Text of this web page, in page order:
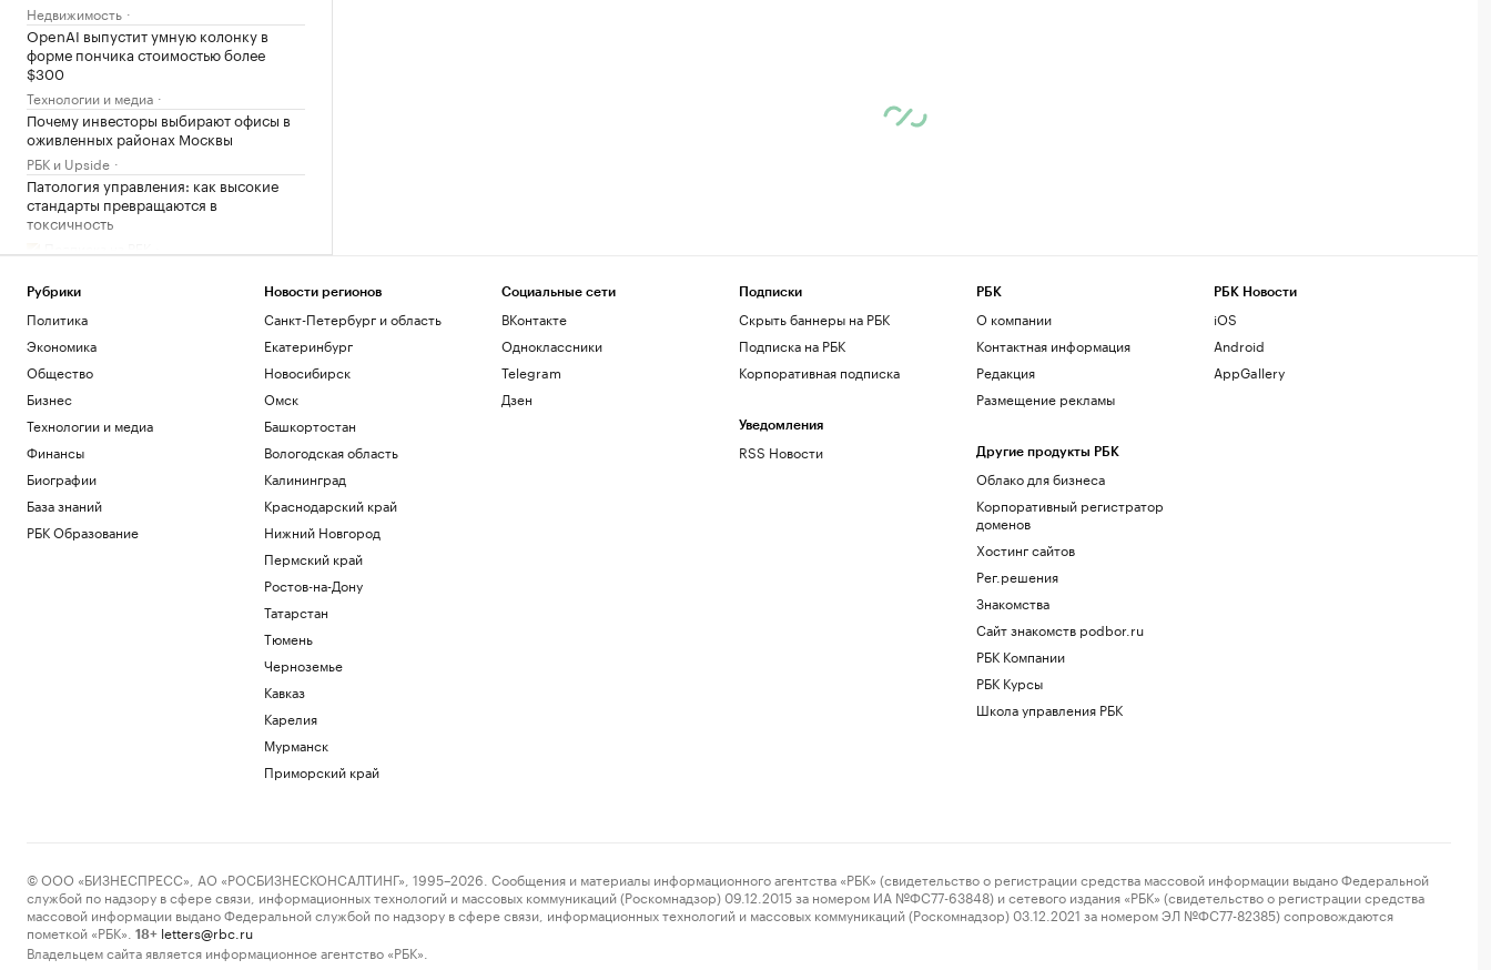
Недвижимость
OpenAI выпустит умную колонку в
форме пончика стоимостью более
$300
Технологии и медиа
Почему инвесторы выбирают офисы в
оживленных районах Москвы
РБК и Upside
Патология управления: как высокие
стандарты превращаются в
токсичность
Политика
Руководителю тоже нужно планировать
развитие. 4 шага, как это сделать
Что известно об атаках БПЛА на
регионы России. Главное к 7 августа
Политика
В WB сообщили о состоянии товаров
Екатеринбургом
Политика
Иностранные карты для россиян: гид
по зарубежным банкам на 2026 год
Гастрогид по Центральной России:
сыры, крокодилы и органический сидр
избежать правовых рисков в работе с
Эксперты объяснили, почему жилье для
студентов надо было искать «вчера»
Рубрики
Политика
Экономика
Общество
Бизнес
Технологии и медиа
Финансы
Биографии
База знаний
РБК Образование
Новости регионов
Санкт-Петербург и область
Екатеринбург
Новосибирск
Омск
Башкортостан
Вологодская область
Калининград
Краснодарский край
Нижний Новгород
Пермский край
Ростов-на-Дону
Татарстан
Тюмень
Черноземье
Кавказ
Карелия
Мурманск
Приморский край
Социальные сети
ВКонтакте
Одноклассники
Telegram
Дзен
Подписки
Скрыть баннеры на РБК
Подписка на РБК
Корпоративная подписка
Уведомления
RSS Новости
РБК
О компании
Контактная информация
Редакция
Размещение рекламы
Другие продукты РБК
Облако для бизнеса
Корпоративный регистратор
доменов
Хостинг сайтов
Рег.решения
Знакомства
Сайт знакомств podbor.ru
РБК Компании
РБК Курсы
Школа управления РБК
РБК Новости
iOS
Android
AppGallery
© ООО «БИЗНЕСПРЕСС», АО «РОСБИЗНЕСКОНСАЛТИНГ», 1995–2026. Сообщения и материалы информационного агентства «РБК» (свидетельство о регистрации средства массовой информации выдано Федеральной
службой по надзору в сфере связи, информационных технологий и массовых коммуникаций (Роскомнадзор) 09.12.2015 за номером ИА №ФС77-63848) и сетевого издания «РБК» (свидетельство о регистрации средства
массовой информации выдано Федеральной службой по надзору в сфере связи, информационных технологий и массовых коммуникаций (Роскомнадзор) 03.12.2021 за номером ЭЛ №ФС77-82385) сопровождаются
пометкой «РБК».
18+ letters@rbc.ru
Владельцем сайта является информационное агентство «РБК».